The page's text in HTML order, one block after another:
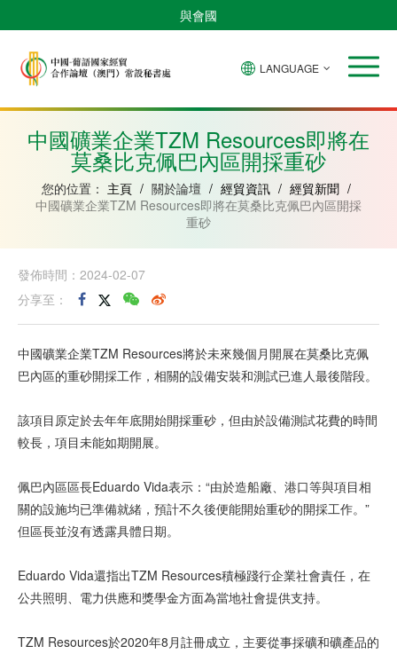
與會國
安
比
紹
內
亞
克
和
普
西
比
LANGUAGE
中國礦業企業TZM Resources即將在
莫桑比克佩巴內區開採重砂
您的位置： 主頁 / 關於論壇 / 經貿資訊 / 經貿新聞 /
中國礦業企業TZM Resources即將在莫桑比克佩巴內區開採
重砂
發佈時間：2024-02-07
分享至：
中國礦業企業TZM Resources將於未來幾個月開展在莫桑比克佩
巴內區的重砂開採工作，相關的設備安裝和測試已進人最後階段。
該項目原定於去年年底開始開採重砂，但由於設備測試花費的時間
較長，項目未能如期開展。
佩巴內區區長Eduardo Vida表示：“由於造船廠、港口等與項目相
關的設施均已準備就緒，預計不久後便能開始重砂的開採工作。”
但區長並沒有透露具體日期。
Eduardo Vida還指出TZM Resources積極踐行企業社會責任，在
公共照明、電力供應和獎學金方面為當地社會提供支持。
TZM Resources於2020年8月註冊成立，主要從事採礦和礦產品的